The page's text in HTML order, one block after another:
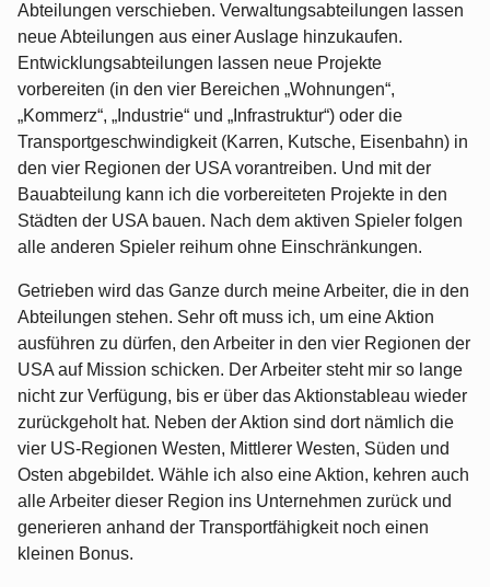
Abteilungen verschieben. Verwaltungsabteilungen lassen
neue Abteilungen aus einer Auslage hinzukaufen.
Entwicklungsabteilungen lassen neue Projekte
vorbereiten (in den vier Bereichen „Wohnungen“,
„Kommerz“, „Industrie“ und „Infrastruktur“) oder die
Transportgeschwindigkeit (Karren, Kutsche, Eisenbahn) in
den vier Regionen der USA vorantreiben. Und mit der
Bauabteilung kann ich die vorbereiteten Projekte in den
Städten der USA bauen. Nach dem aktiven Spieler folgen
alle anderen Spieler reihum ohne Einschränkungen.
Getrieben wird das Ganze durch meine Arbeiter, die in den
Abteilungen stehen. Sehr oft muss ich, um eine Aktion
ausführen zu dürfen, den Arbeiter in den vier Regionen der
USA auf Mission schicken. Der Arbeiter steht mir so lange
nicht zur Verfügung, bis er über das Aktionstableau wieder
zurückgeholt hat. Neben der Aktion sind dort nämlich die
vier US-Regionen Westen, Mittlerer Westen, Süden und
Osten abgebildet. Wähle ich also eine Aktion, kehren auch
alle Arbeiter dieser Region ins Unternehmen zurück und
generieren anhand der Transportfähigkeit noch einen
kleinen Bonus.